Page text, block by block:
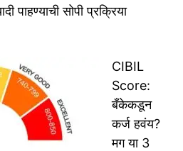
पाहण्याची सोपी प्रक्रिया
CIBIL
Score:
बँकेकडून
कर्ज हवंय?
मग या 3